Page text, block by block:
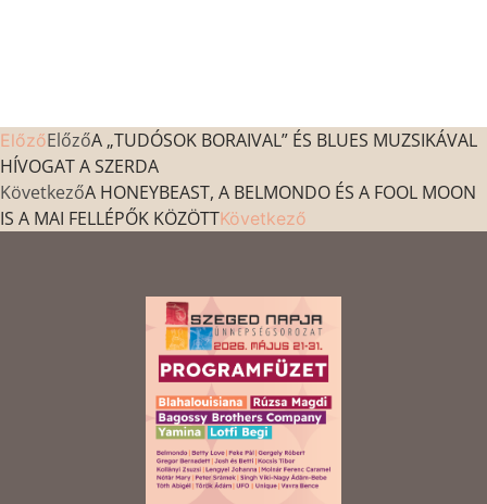
ElőzőElőzőA „TUDÓSOK BORAIVAL” ÉS BLUES MUZSIKÁVAL
HÍVOGAT A SZERDA
KövetkezőA HONEYBEAST, A BELMONDO ÉS A FOOL MOON
IS A MAI FELLÉPŐK KÖZÖTTKövetkező